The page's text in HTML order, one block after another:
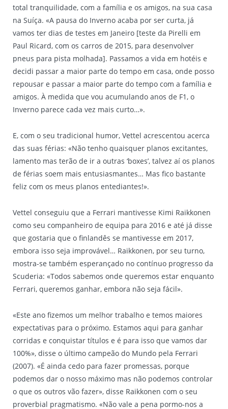
total tranquilidade, com a família e os amigos, na sua casa
na Suíça. «A pausa do Inverno acaba por ser curta, já
vamos ter dias de testes em Janeiro [teste da Pirelli em
Paul Ricard, com os carros de 2015, para desenvolver
pneus para pista molhada]. Passamos a vida em hotéis e
decidi passar a maior parte do tempo em casa, onde posso
repousar e passar a maior parte do tempo com a família e
amigos. À medida que vou acumulando anos de F1, o
Inverno parece cada vez mais curto…».
E, com o seu tradicional humor, Vettel acrescentou acerca
das suas férias: «Não tenho quaisquer planos excitantes,
lamento mas terão de ir a outras ‘boxes’, talvez aí os planos
de férias soem mais entusiasmantes… Mas fico bastante
feliz com os meus planos entediantes!».
Vettel conseguiu que a Ferrari mantivesse Kimi Raikkonen
como seu companheiro de equipa para 2016 e até já disse
que gostaria que o finlandês se mantivesse em 2017,
embora isso seja improvável… Raikkonen, por seu turno,
mostra-se também esperançado no contínuo progresso da
Scuderia: «Todos sabemos onde queremos estar enquanto
Ferrari, queremos ganhar, embora não seja fácil».
«Este ano fizemos um melhor trabalho e temos maiores
expectativas para o próximo. Estamos aqui para ganhar
corridas e conquistar títulos e é para isso que vamos dar
100%», disse o último campeão do Mundo pela Ferrari
(2007). «É ainda cedo para fazer promessas, porque
podemos dar o nosso máximo mas não podemos controlar
o que os outros vão fazer», disse Raikkonen com o seu
proverbial pragmatismo. «Não vale a pena pormo-nos a